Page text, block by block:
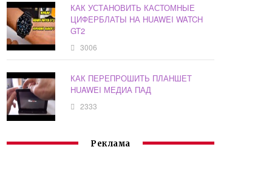
КАК УСТАНОВИТЬ КАСТОМНЫЕ
ЦИФЕРБЛАТЫ НА HUAWEI WATCH
GT2
3006
КАК ПЕРЕПРОШИТЬ ПЛАНШЕТ
HUAWEI МЕДИА ПАД
2333
Реклама